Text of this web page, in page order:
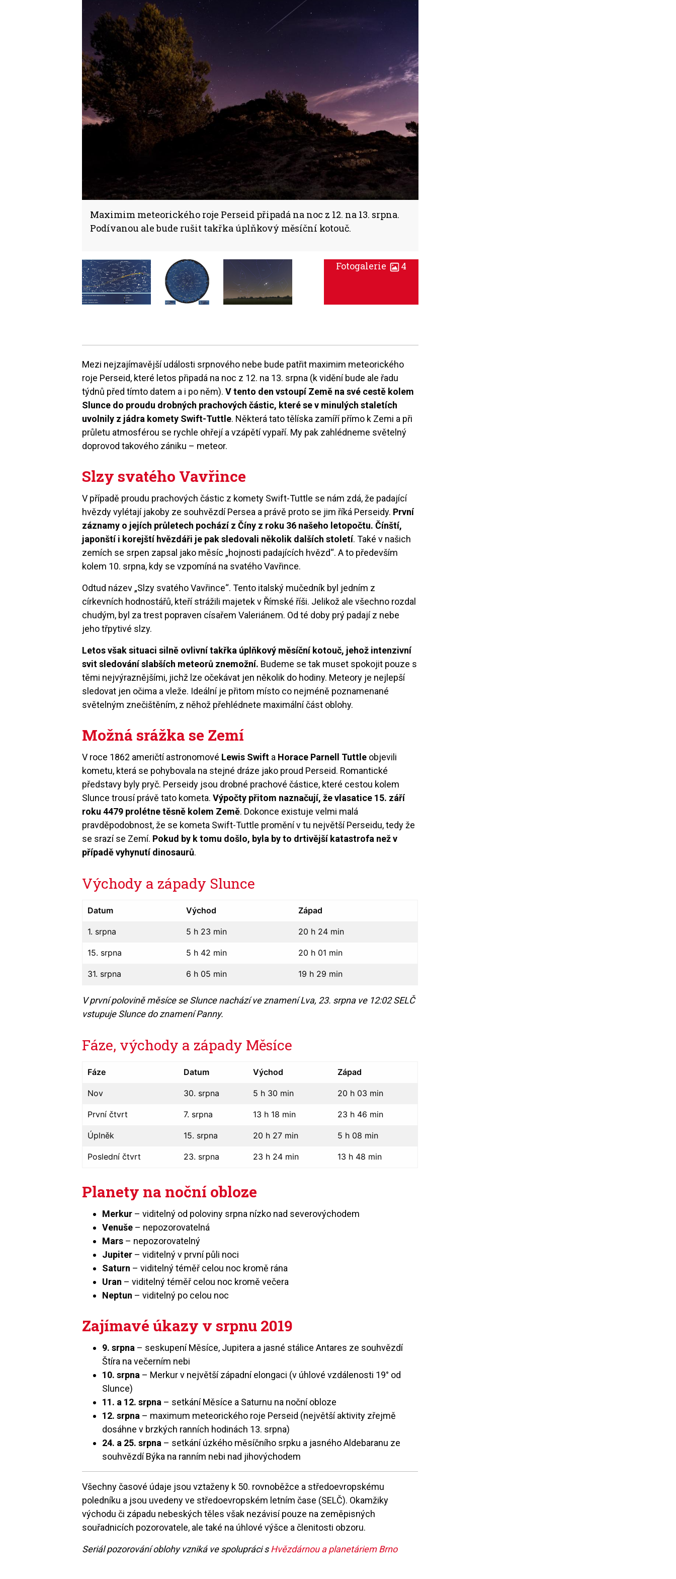
Maximim meteorického roje Perseid připadá na noc z 12. na 13. srpna.
Podívanou ale bude rušit takřka úplňkový měsíční kotouč.
Fotogalerie 4
Mezi nejzajímavější události srpnového nebe bude patřit maximim meteorického
roje Perseid, které letos připadá na noc z 12. na 13. srpna (k vidění bude ale řadu
týdnů před tímto datem a i po něm).V tento den vstoupí Země na své cestě kolem
Slunce do proudu drobných prachových částic, které se v minulých staletích
uvolnily z jádra komety Swift-Tuttle. Některá tato tělíska zamíří přímo k Zemi a při
průletu atmosférou se rychle ohřejí a vzápětí vypaří. My pak zahlédneme světelný
doprovod takového zániku – meteor.
Slzy svatého Vavřince
V případě proudu prachových částic z komety Swift-Tuttle se nám zdá, že padající
hvězdy vylétají jakoby ze souhvězdí Persea a právě proto se jim říká Perseidy. První
záznamy o jejích průletech pochází z Číny z roku 36 našeho letopočtu. Čínští,
japonští i korejští hvězdáři je pak sledovali několik dalších století. Také v našich
zemích se srpen zapsal jako měsíc „hojnosti padajících hvězd“. A to především
kolem 10. srpna, kdy se vzpomíná na svatého Vavřince.
Odtud název „Slzy svatého Vavřince“. Tento italský mučedník byl jedním z
církevních hodnostářů, kteří strážili majetek v Římské říši. Jelikož ale všechno rozdal
chudým, byl za trest popraven císařem Valeriánem. Od té doby prý padají z nebe
jeho třpytivé slzy.
Letos však situaci silně ovlivní takřka úplňkový měsíční kotouč, jehož intenzivní
svit sledování slabších meteorů znemožní. Budeme se tak muset spokojit pouze s
těmi nejvýraznějšími, jichž lze očekávat jen několik do hodiny. Meteory je nejlepší
sledovat jen očima a vleže. Ideální je přitom místo co nejméně poznamenané
světelným znečištěním, z něhož přehlédnete maximální část oblohy.
Možná srážka se Zemí
V roce 1862 američtí astronomové Lewis Swift a Horace Parnell Tuttle objevili
kometu, která se pohybovala na stejné dráze jako proud Perseid. Romantické
představy byly pryč. Perseidy jsou drobné prachové částice, které cestou kolem
Slunce trousí právě tato kometa.Výpočty přitom naznačují, že vlasatice 15. září
roku 4479 prolétne těsně kolem Země. Dokonce existuje velmi malá
pravděpodobnost, že se kometa Swift-Tuttle promění v tu největší Perseidu, tedy že
se srazí se Zemí. Pokud by k tomu došlo, byla by to drtivější katastrofa než v
případě vyhynutí dinosaurů.
Východy a západy Slunce
Datum Východ Západ
1. srpna 5 h 23 min 20 h 24 min
15. srpna 5 h 42 min 20 h 01 min
31. srpna 6 h 05 min 19 h 29 min
V první polovině měsíce se Slunce nachází ve znameníLva, 23. srpna ve 12:02 SELČ
vstupuje Slunce do znamení Panny.
Fáze, východy a západy Měsíce
Fáze Datum Východ Západ
Nov 30. srpna 5 h 30 min 20 h 03 min
První čtvrt 7. srpna 13 h 18 min 23 h 46 min
Úplněk 15. srpna 20 h 27 min 5 h 08 min
Poslední čtvrt 23. srpna 23 h 24 min 13 h 48 min
Planety na noční obloze
Merkur – viditelný od poloviny srpna nízko nad severovýchodem
Venuše – nepozorovatelná
Mars – nepozorovatelný
Jupiter – viditelný v první půli noci
Saturn – viditelný téměř celou noc kromě rána
Uran – viditelný téměř celou noc kromě večera
Neptun – viditelný po celou noc
Zajímavé úkazy v srpnu 2019
9. srpna – seskupení Měsíce, Jupitera a jasné stálice Antares ze souhvězdí
Štíra na večerním nebi
10. srpna – Merkur v největší západní elongaci (v úhlové vzdálenosti 19° od
Slunce)
11. a 12. srpna – setkání Měsíce a Saturnu na noční obloze
12. srpna – maximum meteorického roje Perseid (největší aktivity zřejmě
dosáhne v brzkých ranních hodinách 13. srpna)
24. a 25. srpna – setkání úzkého měsíčního srpku a jasného Aldebaranu ze
souhvězdí Býka na ranním nebi nad jihovýchodem
Všechny časové údaje jsou vztaženy k 50. rovnoběžce a středoevropskému
poledníku a jsou uvedeny ve středoevropském letním čase (SELČ). Okamžiky
východu či západu nebeských těles však nezávisí pouze na zeměpisných
souřadnicích pozorovatele, ale také na úhlové výšce a členitosti obzoru.
Seriál pozorování oblohy vzniká ve spolupráci sHvězdárnou a planetáriem Brno